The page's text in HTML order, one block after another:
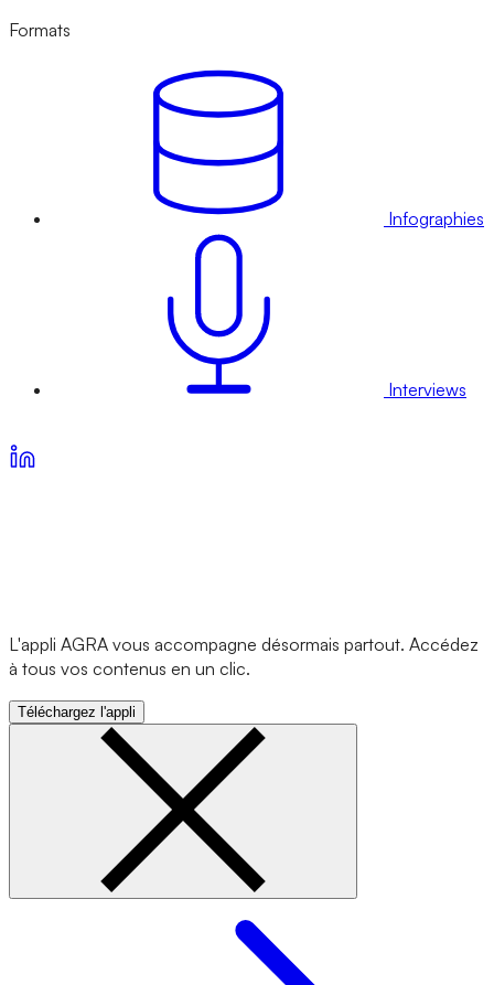
Formats
Infographies
Interviews
L'appli AGRA vous accompagne désormais partout. Accédez
à tous vos contenus en un clic.
Téléchargez l'appli